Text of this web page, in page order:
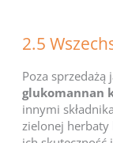
2.5
Poza
glukomannan
innymi
zielonej herbaty